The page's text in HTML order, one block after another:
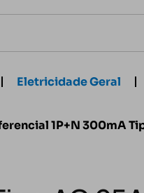
Eletricidade Geral
1P+N 300mA